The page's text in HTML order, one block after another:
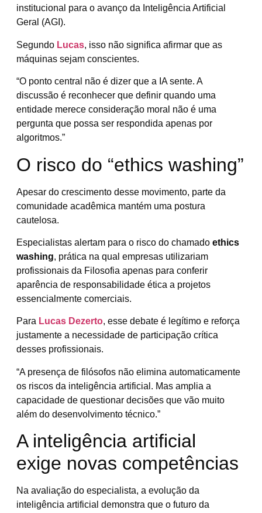
institucional para o avanço da Inteligência Artificial
Geral (AGI).
Segundo Lucas, isso não significa afirmar que as
máquinas sejam conscientes.
“O ponto central não é dizer que a IA sente. A
discussão é reconhecer que definir quando uma
entidade merece consideração moral não é uma
pergunta que possa ser respondida apenas por
algoritmos.”
O risco do “ethics washing”
Apesar do crescimento desse movimento, parte da
comunidade acadêmica mantém uma postura
cautelosa.
Especialistas alertam para o risco do chamado ethics
washing, prática na qual empresas utilizariam
profissionais da Filosofia apenas para conferir
aparência de responsabilidade ética a projetos
essencialmente comerciais.
Para Lucas Dezerto, esse debate é legítimo e reforça
justamente a necessidade de participação crítica
desses profissionais.
“A presença de filósofos não elimina automaticamente
os riscos da inteligência artificial. Mas amplia a
capacidade de questionar decisões que vão muito
além do desenvolvimento técnico.”
A inteligência artificial
exige novas competências
Na avaliação do especialista, a evolução da
inteligência artificial demonstra que o futuro da